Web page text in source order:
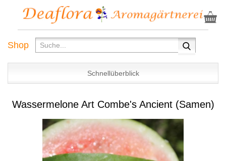
Shop
Schnellüberblick
Wassermelone Art Combe's Ancient (Samen)